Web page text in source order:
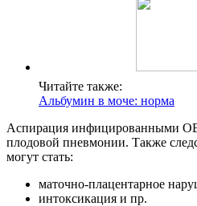
Читайте также:
Альбумин в моче: норма
Аспирация инфицированными
плодовой пневмонии. Также
могут стать:
маточно-плацентарное
интоксикация и пр.